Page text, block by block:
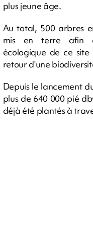
plus jeune âge.
Au total, 500 arbres
mis en terre afin
écologique de ce
retour d'une
Depuis le lancement
plus de 640 000 pié
déjà été plantés à